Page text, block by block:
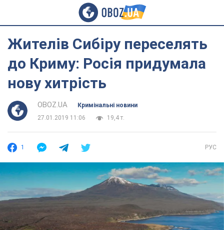
Жителів Сибіру переселять
до Криму: Росія придумала
нову хитрість
OBOZ.UA
Кримінальні новини
27.01.2019 11:06
19,4 т.
1 РУС